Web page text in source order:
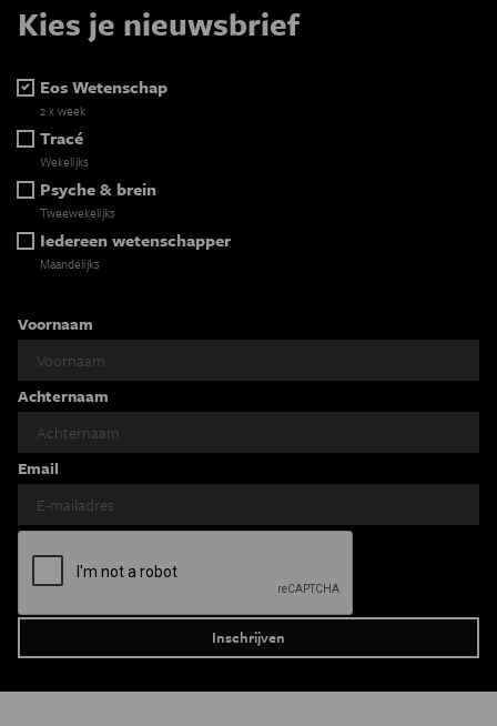
Kies je nieuwsbrief
Eos Wetenschap
2 x week
Tracé
Wekelijks
Psyche & brein
Tweewekelijks
Iedereen wetenschapper
Maandelijks
Voornaam
Achternaam
Email